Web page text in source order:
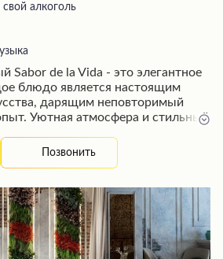
свой алкоголь
Sabor de la Vida - это элегантное
блюдо является настоящим
дарящим неповторимый
Уютная атмосфера и стильный
вышколенного
вечер. Изысканная кухня с
вкуснейших блюд в сочетании с
посетителей в волшебный
наслаждений и приятных
Позвонить